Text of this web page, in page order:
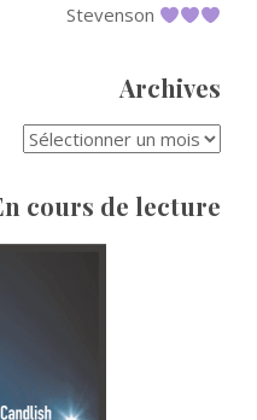
Stevenson
Archives
cours de lecture